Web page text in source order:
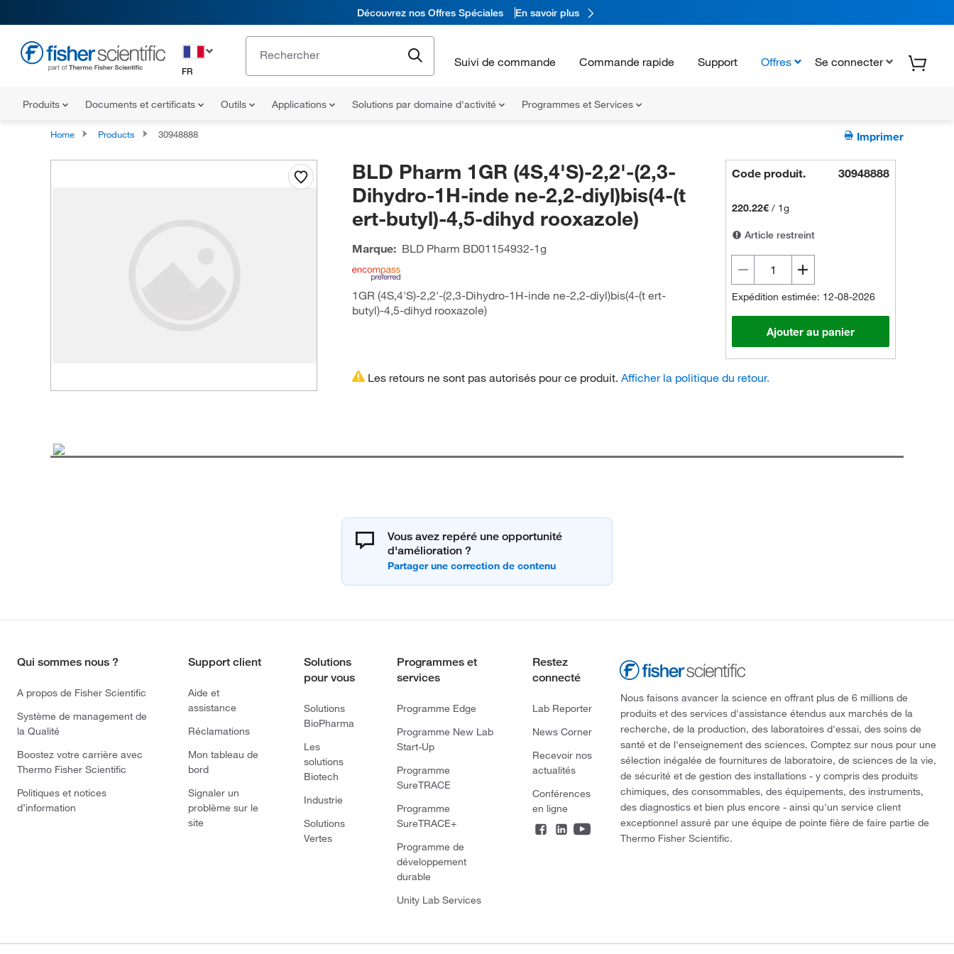
Découvrez nos Offres Spéciales En savoir plus
FR
Suivi de commande Commande rapide Support Offres Se connecter
Produits Documents et certificats Outils Applications Solutions par domaine d'activité Programmes et Services
Home Products 30948888 Imprimer
BLD Pharm 1GR (4S,4'S)-2,2'-(2,3-
Dihydro-1H-inde ne-2,2-diyl)bis(4-(t
ert-butyl)-4,5-dihyd rooxazole)
Marque: BLD Pharm BD01154932-1g
1GR (4S,4'S)-2,2'-(2,3-Dihydro-1H-inde ne-2,2-diyl)bis(4-(t ert-
butyl)-4,5-dihyd rooxazole)
Code produit. 30948888
220.22€ / 1g
Article restreint
Expédition estimée: 12-08-2026
Ajouter au panier
Les retours ne sont pas autorisés pour ce produit. Afficher la politique du retour.
Vous avez repéré une opportunité
d'amélioration ?
Qui sommes nous ?
A propos de Fisher Scientific
Système de management de
la Qualité
Boostez votre carrière avec
Thermo Fisher Scientific
Politiques et notices
d’information
Support client
Aide et
assistance
Réclamations
Mon tableau de
bord
Signaler un
problème sur le
site
Solutions
pour vous
Solutions
BioPharma
Les
solutions
Biotech
Industrie
Solutions
Vertes
Programmes et
services
Programme Edge
Programme New Lab
Start-Up
Programme
SureTRACE
Programme
SureTRACE+
Programme de
développement
durable
Unity Lab Services
Restez
connecté
Lab Reporter
News Corner
Recevoir nos
actualités
Conférences
en ligne
Nous faisons avancer la science en offrant plus de 6 millions de
produits et des services d'assistance étendus aux marchés de la
recherche, de la production, des laboratoires d'essai, des soins de
santé et de l'enseignement des sciences. Comptez sur nous pour une
sélection inégalée de fournitures de laboratoire, de sciences de la vie,
de sécurité et de gestion des installations - y compris des produits
chimiques, des consommables, des équipements, des instruments,
des diagnostics et bien plus encore - ainsi qu'un service client
exceptionnel assuré par une équipe de pointe fière de faire partie de
Thermo Fisher Scientific.